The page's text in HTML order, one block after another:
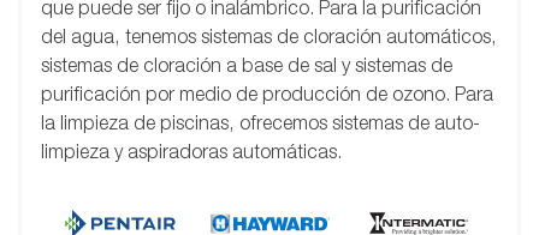
que puede ser fijo o inalámbrico. Para la purificación
del agua, tenemos sistemas de cloración automáticos,
sistemas de cloración a base de sal y sistemas de
purificación por medio de producción de ozono. Para
la limpieza de piscinas, ofrecemos sistemas de auto-
limpieza y aspiradoras automáticas.